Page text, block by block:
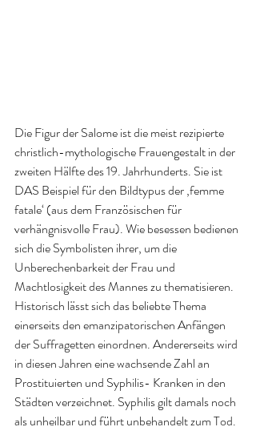
Die Figur der Salome ist die meist rezipierte
christlich-mythologische Frauengestalt in der
zweiten Hälfte des 19. Jahrhunderts. Sie ist
DAS Beispiel für den Bildtypus der ‚femme
fatale‘ (aus dem Französischen für
verhängnisvolle Frau). Wie besessen bedienen
sich die Symbolisten ihrer, um die
Unberechenbarkeit der Frau und
Machtlosigkeit des Mannes zu thematisieren.
Historisch lässt sich das beliebte Thema
einerseits den emanzipatorischen Anfängen
der Suffragetten einordnen. Andererseits wird
in diesen Jahren eine wachsende Zahl an
Prostituierten und Syphilis- Kranken in den
Städten verzeichnet. Syphilis gilt damals noch
als unheilbar und führt unbehandelt zum Tod.